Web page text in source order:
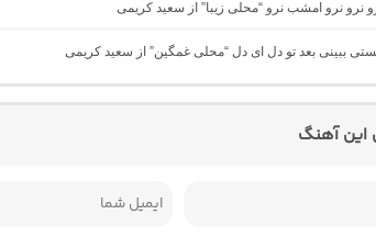
نرو نرو امشب نرو “محلی زیبا” از سعید کریمی
ببینی بعد تو دل ای دل “محلی غمگین” از سعید کریمی
این آهنگ